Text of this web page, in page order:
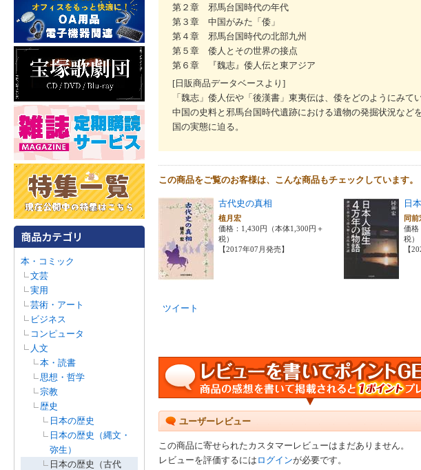
本・コミック
文芸
実用
芸術・アート
ビジネス
コンピュータ
人文
本・読書
思想・哲学
宗教
歴史
日本の歴史
日本の歴史（縄文・
弥生）
日本の歴史（古代
第２章 邪馬台国時代の年代
第３章 中国がみた「倭」
第４章 邪馬台国時代の北部九州
第５章 倭人とその世界の接点
第６章 『魏志』倭人伝と東アジア
[日販商品データベースより]
「魏志」倭人伝や「後漢書」東夷伝は、倭をどのようにみて
中国の史料と邪馬台国時代遺跡における遺物の発掘状況な
国の実態に迫る。
この商品をご覧のお客様は、こんな商品もチェックしています。
古代史の真相
植月宏
価格：1,430円（本体1,300円＋
税）
【2017年07月発売】
日
同
価格
税）
【
ツイート
ユーザーレビュー
この商品に寄せられたカスタマーレビューはまだありません。
レビューを評価するには ログインが必要です。